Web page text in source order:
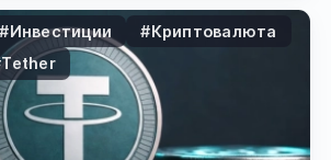
#Инвестиции
#Криптовалюта